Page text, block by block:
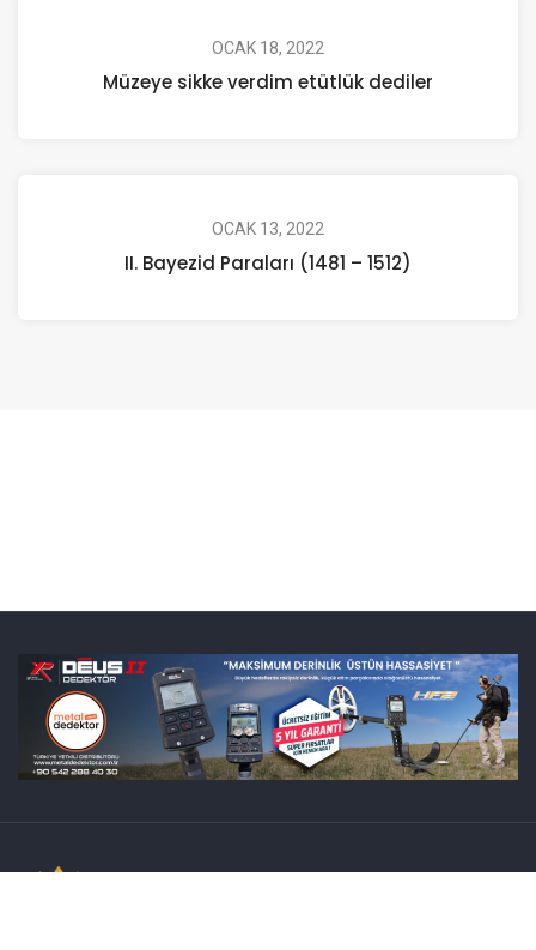
OCAK 18, 2022
Müzeye sikke verdim etütlük dediler
OCAK 13, 2022
II. Bayezid Paraları (1481 – 1512)